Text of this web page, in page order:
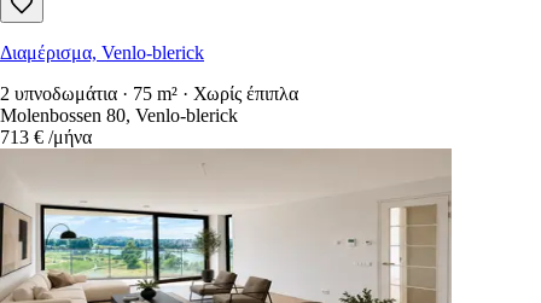
Διαμέρισμα, Venlo-blerick
2 υπνοδωμάτια · 75 m² · Χωρίς έπιπλα
Molenbossen 80, Venlo-blerick
713 € /μήνα